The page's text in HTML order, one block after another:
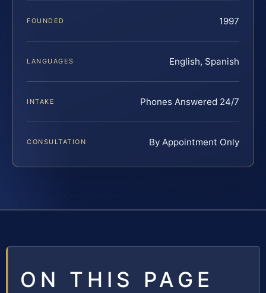
FOUNDED 1997
LANGUAGES English, Spanish
INTAKE Phones Answered 24/7
CONSULTATION By Appointment Only
ON THIS PAGE